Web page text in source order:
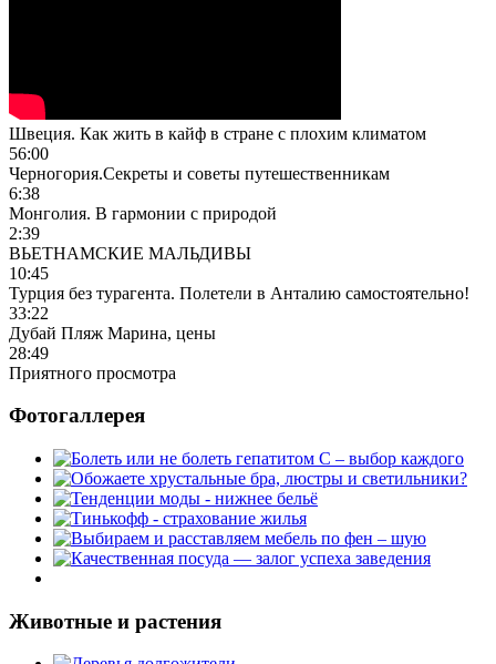
Швеция. Как жить в кайф в стране с плохим климатом
56:00
Черногория.Секреты и советы путешественникам
6:38
Монголия. В гармонии с природой
2:39
ВЬЕТНАМСКИЕ МАЛЬДИВЫ
10:45
Турция без турагента. Полетели в Анталию самостоятельно!
33:22
Дубай Пляж Марина, цены
28:49
Приятного просмотра
Фотогаллерея
Животные и растения